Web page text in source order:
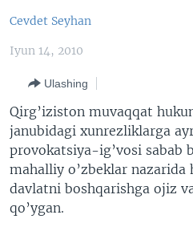
MULTIMEDIA
AMERIKA MANZARALARI
XALQARO HAYOT
VASHINGTON CHOYXONASI
MOBIL-SALOM!
IJTIMOIY TARMOQLAR
FACEBOOK
YOUTUBE
INSTAGRAM
INGLIZ TILI DARSLARI
EDITORIAL
Learning English
Cevdet Seyhan
Iyun 14, 2010
Ulashing
Qirg’iziston muvaqqat
janubidagi xunrezliklarga
provokatsiya-ig’vosi sabab
mahalliy o’zbeklar nazarida
davlatni boshqarishga ojiz
qo’ygan.